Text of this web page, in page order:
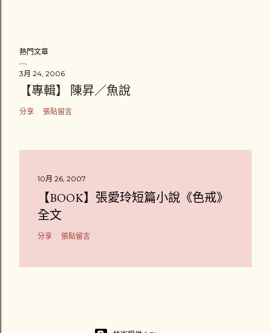
熱門文章
3月 24, 2006
【專輯】 陳昇／魚說
分享 張貼留言
10月 26, 2007
【BOOK】張愛玲短篇小說《色戒》
全文
分享 張貼留言